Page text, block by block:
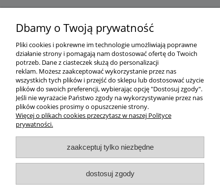
Dbamy o Twoją prywatność
Pliki cookies i pokrewne im technologie umożliwiają poprawne
działanie strony i pomagają nam dostosować ofertę do Twoich
potrzeb. Dane z ciasteczek służą do personalizacji
reklam. Możesz zaakceptować wykorzystanie przez nas
wszystkich tych plików i przejść do sklepu lub dostosować użycie
plików do swoich preferencji, wybierając opcję "Dostosuj zgody".
Jeśli nie wyrażacie Państwo zgody na wykorzystywanie przez nas
plików cookies prosimy o opuszczenie strony.
Więcej o plikach cookies przeczytasz w naszej Polityce
prywatności.
zaakceptuj tylko niezbędne
dostosuj zgody